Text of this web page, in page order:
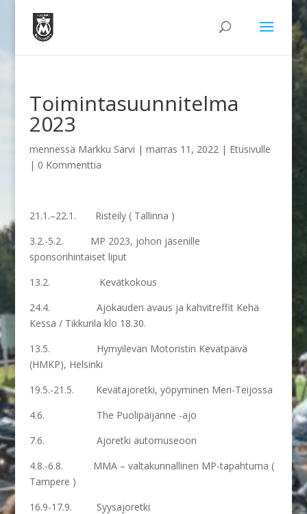
Toimintasuunnitelma
2023
mennessä Markku Sarvi | marras 11, 2022| Etusivulle
| 0 Kommenttia
21.1.–22.1. Risteily ( Tallinna )
3.2.-5.2. MP 2023, johon jäsenille
sponsorihintaiset liput
13.2. Kevätkokous
24.4. Ajokauden avaus ja kahvitreffit Kehä
Kessa / Tikkurila klo 18.30.
13.5. Hymyilevän Motoristin Kevätpäivä
(HMKP), Helsinki
19.5.-21.5. Kevätajoretki, yöpyminen Meri-Teijossa
4.6. The Puolipäijänne -ajo
7.6. Ajoretki automuseoon
4.8.-6.8. MMA – valtakunnallinen MP-tapahtuma (
Tampere )
16.9-17.9. Syysajoretki